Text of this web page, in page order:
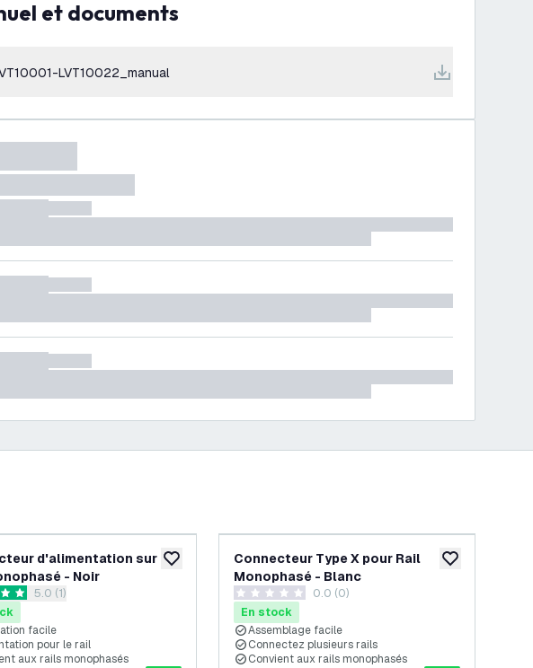
et documents
LVT10022_manual
ajouter à la liste de souhaits
d'alimentation sur
- Noir
ouvrir le tiroir des avis
de notation
5.0 (1)
facile
pour le rail
aux rails monophasés
ajouter à la
Connecteur Type X pour Rail
Monophasé - Blanc
0 étoiles de notation
0.0 (0)
En stock
Assemblage facile
Connectez plusieurs rails
Convient aux rails monophasés